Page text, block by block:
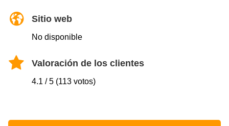
Sitio web
No disponible
Valoración de los clientes
4.1 / 5 (113 votos)